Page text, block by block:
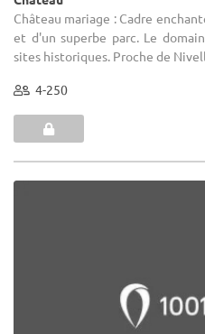
Château mariage : Cadre
et d'un superbe parc. Le
sites historiques. Proche de
4-250